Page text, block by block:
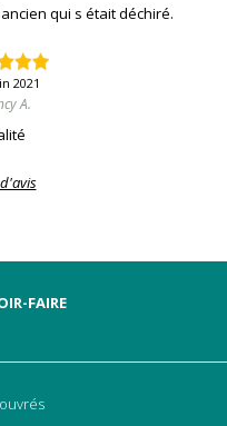
qui s était déchiré.
2021
A.
FAIRE